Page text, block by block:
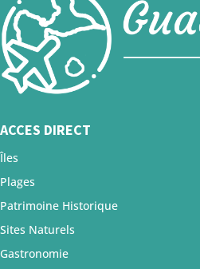
ACCES DIRECT
Îles
Plages
Patrimoine Historique
Sites Naturels
Gastronomie